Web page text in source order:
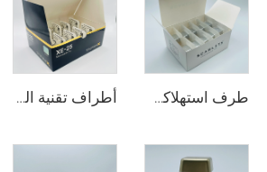
طرف استهلاكي قطب ثنائي لجهاز سكارليت S للميكرونيدلينغ بالرف، 25 دبوسًا أطراف تقنية المايكرونيدلينج مع الراديو تردد سيلفيروم XE-25